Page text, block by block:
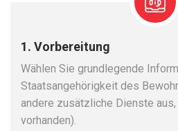
1. Vorbereitung
Wählen Sie grundlegende
Staatsangehörigkeit des
andere zusätzliche Dienste
vorhanden).